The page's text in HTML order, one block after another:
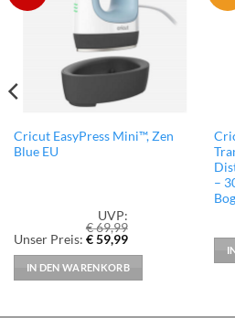
hinzufügen
Cricut EasyPress Mini™, Zen
Blue EU
UVP:
€69,99
Ursprünglicher
war:
€ 69,99
Unser Preis: €59,99Aktueller
ist:
€ 59,99.
IN DEN WARENKORB
–